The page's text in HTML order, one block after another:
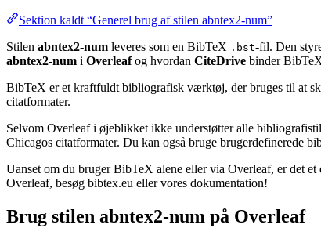
Sektion kaldt “Generel brug af stilen abntex2-num”
Stilen abntex2-num leveres som en BibTeX .bst-fil. Den
abntex2-num i Overleafog hvordan CiteDrive binder
BibTeX er et kraftfuldt bibliografisk værktøj, der bruges til at
citatformater.
Selvom Overleaf i øjeblikket ikke understøtter alle
Chicagos citatformater. Du kan også bruge brugerdefinerede
Uanset om du bruger BibTeX alene eller via Overleaf, er det
Overleaf, besøg bibtex.eu eller vores dokumentation!
Brug stilen abntex2-num på Overleaf